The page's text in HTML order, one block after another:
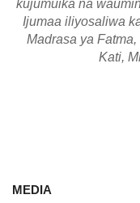
kujumuika na
Ijumaa iliyosaliwa
Madrasa ya
Kati,
MEDIA